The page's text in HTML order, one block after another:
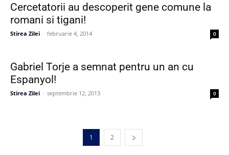
Cercetatorii au descoperit gene comune la
romani si tigani!
Stirea Zilei - februarie 4, 2014 0
Gabriel Torje a semnat pentru un an cu
Espanyol!
Stirea Zilei - septembrie 12, 2013 0
1 2